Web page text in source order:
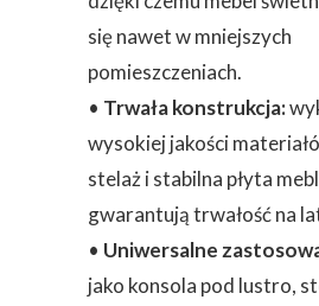
się nawet w mniejszych
pomieszczeniach.
• Trwała konstrukcja:
wysokiej jakości
stelaż i stabilna płyta
gwarantują trwałość na
• Uniwersalne
jako konsola pod lustro,